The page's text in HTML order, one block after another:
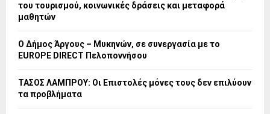
του τουρισμού, κοινωνικές δράσεις και μεταφορά
μαθητών
Ο Δήμος Άργους – Μυκηνών, σε συνεργασία με το
EUROPE DIRECT Πελοποννήσου
ΤΑΣΟΣ ΛΑΜΠΡΟΥ: Οι Επιστολές μόνες τους δεν επιλύουν
τα προβλήματα